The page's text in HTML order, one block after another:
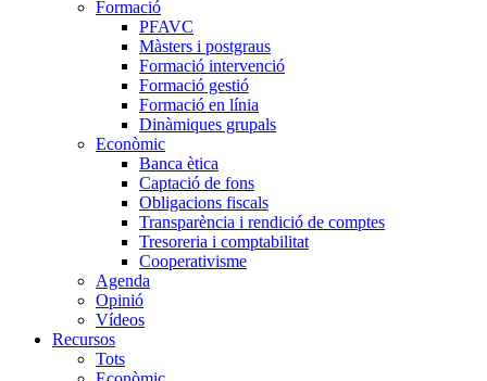
Formació
PFAVC
Màsters i postgraus
Formació intervenció
Formació gestió
Formació en línia
Dinàmiques grupals
Econòmic
Banca ètica
Captació de fons
Obligacions fiscals
Transparència i rendició de comptes
Tresoreria i comptabilitat
Cooperativisme
Agenda
Opinió
Vídeos
Recursos
Tots